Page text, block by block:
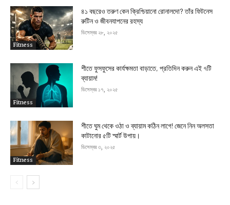
Fitness
৪১ বছরেও তরুণ কেন ক্রিশ্চিয়ানো রোনালদো? তাঁর ফিটনেস
রুটিন ও জীবনযাপনের রহস্য
ডিসেম্বর ২৮, ২০২৫
Fitness
শীতে ফুসফুসের কার্যক্ষমতা বাড়াতে, প্রতিদিন করুন এই ৭টি
ব্যায়াম!
ডিসেম্বর ১৭, ২০২৫
Fitness
শীতে ঘুম থেকে ওঠা ও ব্যায়াম কঠিন লাগে! জেনে নিন অলসতা
কাটানোর ৫টি স্মার্ট উপায়।
ডিসেম্বর ৩, ২০২৫